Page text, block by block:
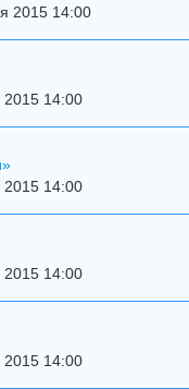
2015 14:00
2015 14:00
2015 14:00
2015 14:00
2015 14:00